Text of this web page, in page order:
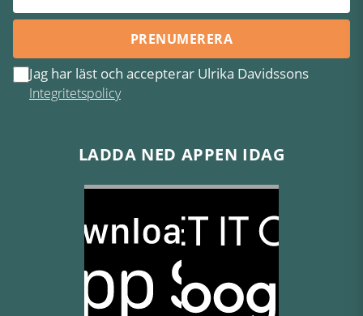
PRENUMERERA
Jag har läst och accepterar Ulrika Davidssons
Integritetspolicy
LADDA NED APPEN IDAG